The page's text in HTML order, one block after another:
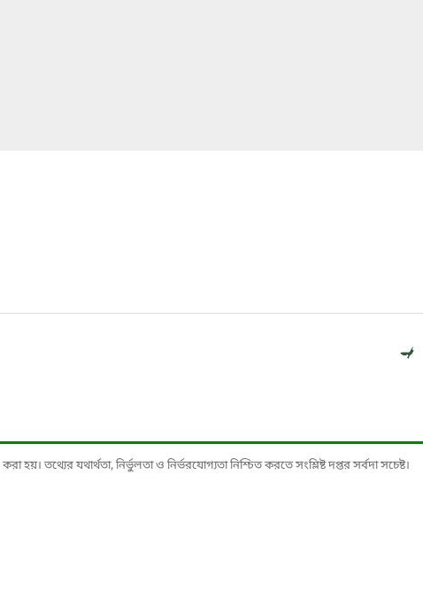
তথ্যের যথার্থতা, নির্ভুলতা ও নির্ভরযোগ্যতা নিশ্চিত করতে সংশ্লিষ্ট দপ্তর সর্বদা সচেষ্ট।